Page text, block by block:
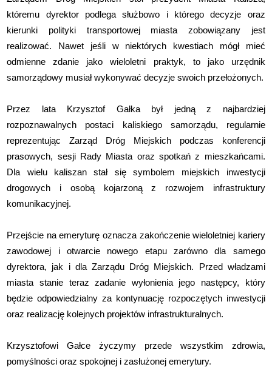
któremu dyrektor podlega służbowo i którego decyzje oraz
kierunki polityki transportowej miasta zobowiązany jest
realizować. Nawet jeśli w niektórych kwestiach mógł mieć
odmienne zdanie jako wieloletni praktyk, to jako urzędnik
samorządowy musiał wykonywać decyzje swoich przełożonych.
Przez lata Krzysztof Gałka był jedną z najbardziej
rozpoznawalnych postaci kaliskiego samorządu, regularnie
reprezentując Zarząd Dróg Miejskich podczas konferencji
prasowych, sesji Rady Miasta oraz spotkań z mieszkańcami.
Dla wielu kaliszan stał się symbolem miejskich inwestycji
drogowych i osobą kojarzoną z rozwojem infrastruktury
komunikacyjnej.
Przejście na emeryturę oznacza zakończenie wieloletniej kariery
zawodowej i otwarcie nowego etapu zarówno dla samego
dyrektora, jak i dla Zarządu Dróg Miejskich. Przed władzami
miasta stanie teraz zadanie wyłonienia jego następcy, który
będzie odpowiedzialny za kontynuację rozpoczętych inwestycji
oraz realizację kolejnych projektów infrastrukturalnych.
Krzysztofowi Gałce życzymy przede wszystkim zdrowia,
pomyślności oraz spokojnej i zasłużonej emerytury.